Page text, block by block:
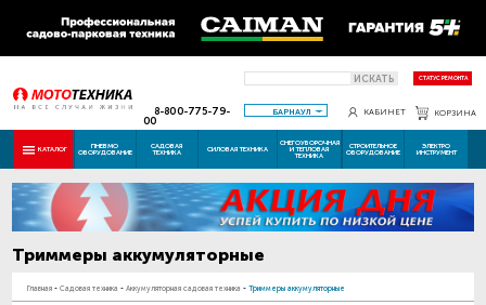
ИСКАТЬ СТАТУС РЕМОНТА
8-800-775-79-
00
БАРНАУЛ КАБИНЕТ КОРЗИНА
КАТАЛОГ ПНЕВМО
ОБОРУДОВАНИЕ
САДОВАЯ
ТЕХНИКА СИЛОВАЯ ТЕХНИКА
СНЕГОУБОРОЧНАЯ
И ТЕПЛОВАЯ
ТЕХНИКА
СТРОИТЕЛЬНОЕ
ОБОРУДОВАНИЕ
ЭЛЕКТРО
ИНСТРУМЕНТ
Триммеры аккумуляторные
Главная - Садовая техника - Аккумуляторная садовая техника - Триммеры аккумуляторные